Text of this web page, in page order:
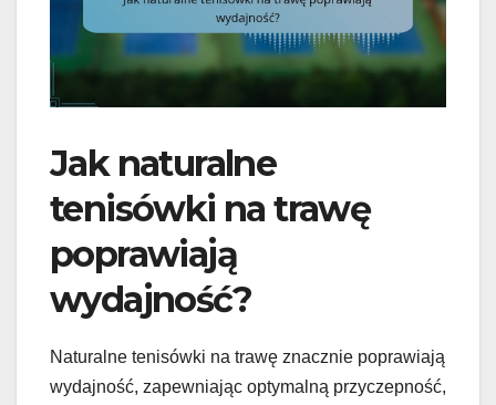
Jak naturalne
tenisówki na trawę
poprawiają
wydajność?
Naturalne tenisówki na trawę znacznie poprawiają
wydajność, zapewniając optymalną przyczepność,